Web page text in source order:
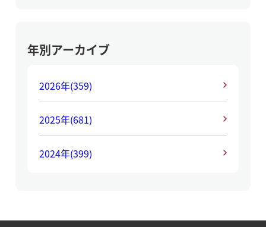
年別アーカイブ
2026年(359)
2025年(681)
2024年(399)